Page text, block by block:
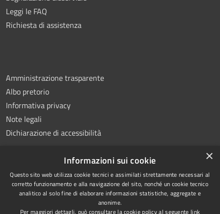
Leggi le FAQ
Richiesta di assistenza
Amministrazione trasparente
Albo pretorio
Informativa privacy
Note legali
Dichiarazione di accessibilità
RSS
Accessibilità
Privacy
Copyright © 2026 • Comune di
Montemiletto • Powered by
Municipium•Accesso
×
Informazioni sui cookie
Questo sito web utilizza cookie tecnici e assimilati strettamente necessari al
corretto funzionamento e alla navigazione del sito, nonché un cookie tecnico
analitico al solo fine di elaborare informazioni statistiche, aggregate e
anonime.
Per maggiori dettagli, può consultare la cookie policy al seguente link